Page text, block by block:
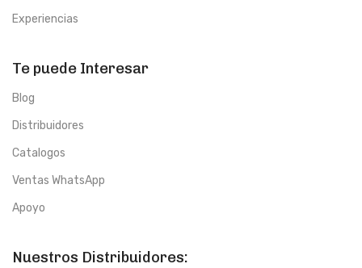
Experiencias
Te puede Interesar
Blog
Distribuidores
Catalogos
Ventas WhatsApp
Apoyo
Nuestros Distribuidores: